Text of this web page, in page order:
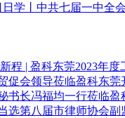
日学丨中共七届一中全
程 | 盈科东莞2023年
促会领导莅临盈科东莞
书长冯福均一行莅临盈
选第八届市律师协会副